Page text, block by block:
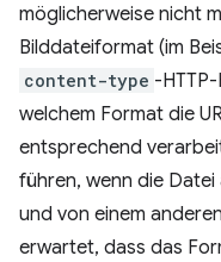
möglicherweise nicht
Bilddateiformat (im
content-type -
welchem Format die
entsprechend
führen, wenn die
und von einem
erwartet, dass das